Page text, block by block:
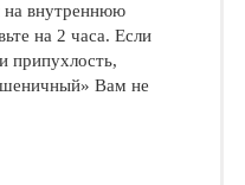
на внутреннюю
на 2 часа. Если
припухлость,
Вам не